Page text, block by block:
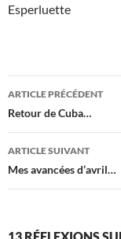
Esperluette
Navigation
des
articles
ARTICLE PRÉCÉDENT
Retour de Cuba…
ARTICLE SUIVANT
Mes avancées d’avril…
13 RÉFLEXIONS